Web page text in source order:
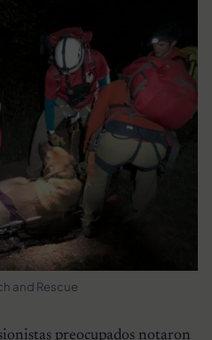
and Rescue
preocupados notaron